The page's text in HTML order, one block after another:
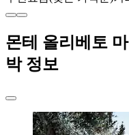
몬테 올리베토
박 정보